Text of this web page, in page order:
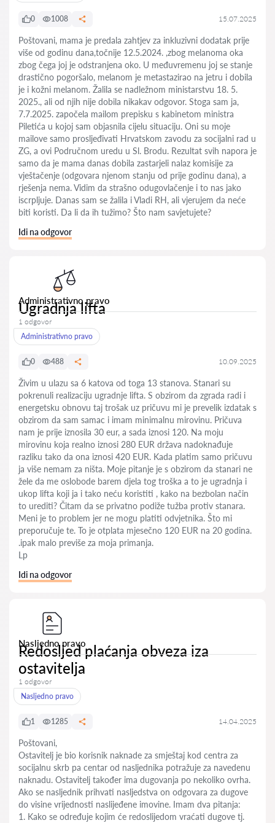
0 1008 15.07.2025
Poštovani, mama je predala zahtjev za inkluzivni dodatak prije
više od godinu dana,točnije 12.5.2024. ,zbog melanoma oka
zbog čega joj je odstranjena oko. U međuvremenu joj se stanje
drastično pogoršalo, melanom je metastazirao na jetru i dobila
je i kožni melanom. Žalila se nadležnom ministarstvu 18. 5.
2025., ali od njih nije dobila nikakav odgovor. Stoga sam ja,
7.7.2025. započela mailom prepisku s kabinetom ministra
Piletića u kojoj sam objasnila cijelu situaciju. Oni su moje
mailove samo prosljeđivati Hrvatskom zavodu za socijalni rad u
ZG, a ovi Područnom uredu u Sl. Brodu. Rezultat svih napora je
samo da je mama danas dobila zastarjeli nalaz komisije za
vještačenje (odgovara njenom stanju od prije godinu dana), a
rješenja nema. Vidim da strašno odugovlačenje i to nas jako
iscrpljuje. Danas sam se žalila i Vladi RH, ali vjerujem da neće
biti koristi. Da li da ih tužimo? Što nam savjetujete?
Idi na odgovor
Administrativno pravo
Ugradnja lifta
1 odgovor
Administrativno pravo
0 488 10.09.2025
Živim u ulazu sa 6 katova od toga 13 stanova. Stanari su
pokrenuli realizaciju ugradnje lifta. S obzirom da zgrada radi i
energetsku obnovu taj trošak uz pričuvu mi je prevelik izdatak s
obzirom da sam samac i imam minimalnu mirovinu. Pričuva
nam je prije iznosila 30 eur, a sada iznosi 120. Na moju
mirovinu koja realno iznosi 280 EUR država nadoknađuje
razliku tako da ona iznosi 420 EUR. Kada platim samo pričuvu
ja više nemam za ništa. Moje pitanje je s obzirom da stanari ne
žele da me oslobode barem djela tog troška a to je ugradnja i
ukop lifta koji ja i tako neću koristiti , kako na bezbolan način
to urediti? Čitam da se privatno podiže tužba protiv stanara.
Meni je to problem jer ne mogu platiti odvjetnika. Što mi
preporučuje te. To je otplata mjesečno 120 EUR na 20 godina.
.ipak malo previše za moja primanja.
Lp
Idi na odgovor
Nasljedno pravo
Redosljed plaćanja obveza iza
ostavitelja
1 odgovor
Nasljedno pravo
1 1285 14.04.2025
Poštovani,
Ostavitelj je bio korisnik naknade za smještaj kod centra za
socijalnu skrb pa centar od nasljednika potražuje za navedenu
naknadu. Ostavitelj također ima dugovanja po nekoliko ovrha.
Ako se nasljednik prihvati nasljedstva on odgovara za dugove
do visine vrijednosti naslijeđene imovine. Imam dva pitanja:
1. Kako se određuje kojim će redoslijedom vraćati dugove tj.